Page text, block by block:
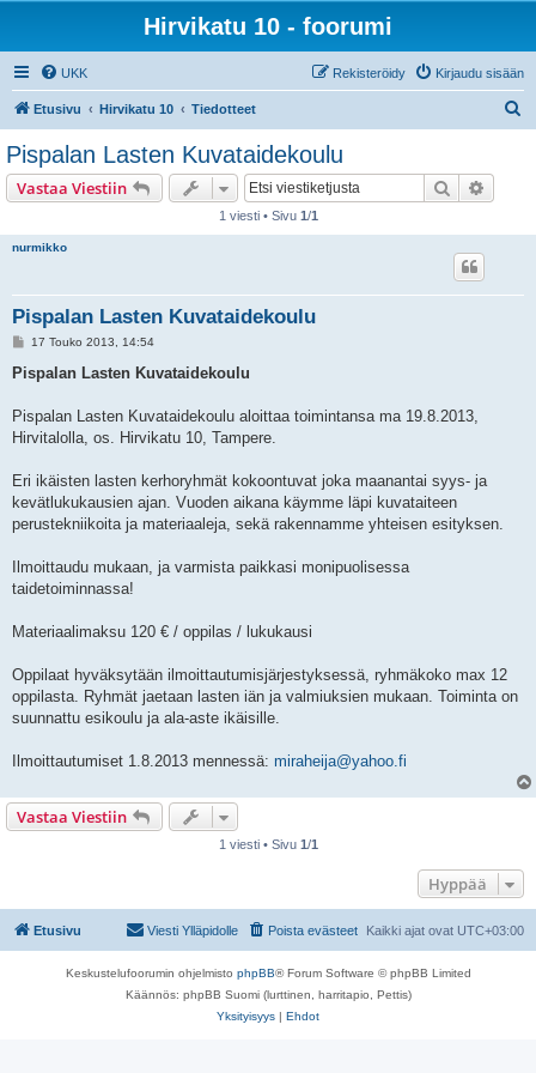
Hirvikatu 10 - foorumi
UKK Kirjaudu sisään
Rekisteröidy
Etusivu Hirvikatu 10 Tiedotteet
Pispalan Lasten Kuvataidekoulu
Vastaa Viestiin Etsi
1 viesti • Sivu 1/1
nurmikko
Pispalan Lasten Kuvataidekoulu
V
e
i
17 Touko 2013, 14:54
Pispalan Lasten Kuvataidekoulu
Pispalan Lasten Kuvataidekoulu aloittaa toimintansa ma 19.8.2013,
Hirvitalolla, os. Hirvikatu 10, Tampere.
Eri ikäisten lasten kerhoryhmät kokoontuvat joka maanantai syys- ja
kevätlukukausien ajan. Vuoden aikana käymme läpi kuvataiteen
perustekniikoita ja materiaaleja, sekä rakennamme yhteisen esityksen.
Ilmoittaudu mukaan, ja varmista paikkasi monipuolisessa
taidetoiminnassa!
Materiaalimaksu 120 € / oppilas / lukukausi
Oppilaat hyväksytään ilmoittautumisjärjestyksessä, ryhmäkoko max 12
oppilasta. Ryhmät jaetaan lasten iän ja valmiuksien mukaan. Toiminta on
suunnattu esikoulu ja ala-aste ikäisille.
Ilmoittautumiset 1.8.2013 mennessä: miraheija@yahoo.fi
Vastaa Viestiin
1 viesti • Sivu 1/1
Hyppää
Etusivu Kaikki ajat ovat UTC+03:00
Poista evästeet
Viesti Ylläpidolle
Keskustelufoorumin ohjelmisto phpBB® Forum Software © phpBB Limited
Käännös: phpBB Suomi (lurttinen, harritapio, Pettis)
Yksityisyys | Ehdot